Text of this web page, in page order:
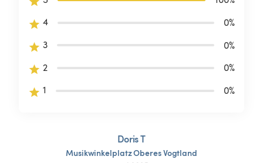
4
0%
3
0%
2
0%
1
0%
Doris T
MusikwinkelplatzOberesVogtland